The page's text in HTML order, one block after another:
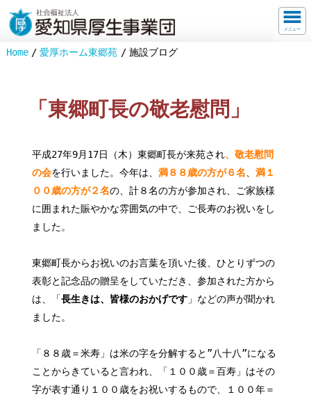
メニュー
Home 愛厚ホーム東郷苑 施設ブログ
「東郷町長の敬老慰問」
平成27年9月17日（木）東郷町長が来苑され、敬老慰問
の会を行いました。今年は、満８８歳の方が６名 、満１
００歳の方が２名の、計８名の方が参加され、ご家族様
に囲まれた賑やかな雰囲気の中で、ご長寿のお祝いをし
ました。
東郷町長からお祝いのお言葉を頂いた後、ひとりずつの
表彰と記念品の贈呈をしていただき、参加された方から
は、「長生きは、皆様のおかげです 」などの声が聞かれ
ました。
「８８歳＝米寿」は米の字を分解すると”八十八”になる
ことからきていると言われ、「１００歳＝百寿」はその
字が表す通り１００歳をお祝いするもので、１００年＝